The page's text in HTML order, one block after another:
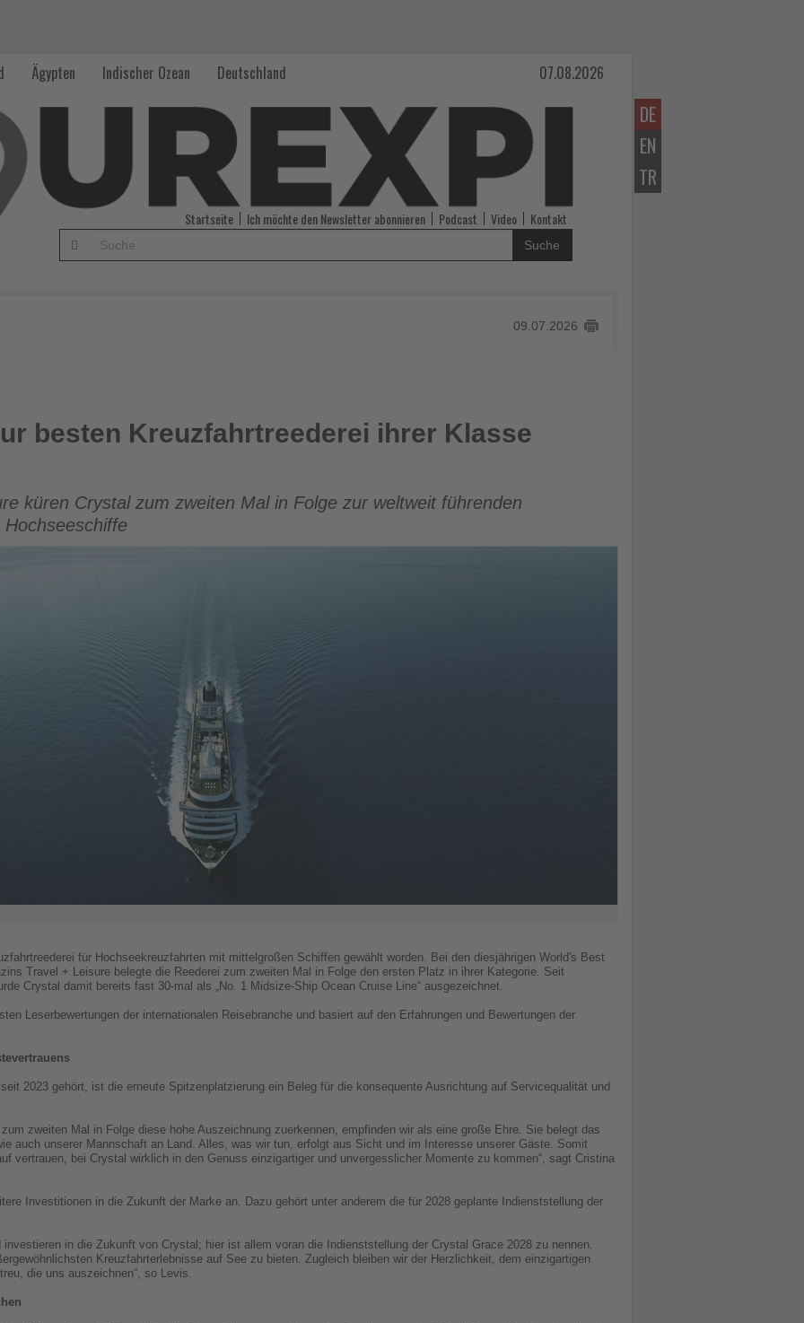
DE
EN
TR
Ägypten Indischer Ozean Deutschland 07.08.2026
Startseite Ich möchte den Newsletter abonnieren Podcast Video Kontakt
Suche
09.07.2026
ihrer Klasse gewählt
besten Kreuzfahrtreederei ihrer Klasse
küren Crystal zum zweiten Mal in Folge zur weltweit führenden
für Hochseekreuzfahrten mit mittelgroßen Schiffen gewählt worden. Bei den diesjährigen World's Best
Travel + Leisure belegte die Reederei zum zweiten Mal in Folge den ersten Platz in ihrer Kategorie. Seit
Crystal damit bereits fast 30-mal als „No. 1 Midsize-Ship Ocean Cruise Line“ ausgezeichnet.
Leserbewertungen der internationalen Reisebranche und basiert auf den Erfahrungen und Bewertungen der
2023 gehört, ist die erneute Spitzenplatzierung ein Beleg für die konsequente Ausrichtung auf Servicequalität und
zweiten Mal in Folge diese hohe Auszeichnung zuerkennen, empfinden wir als eine große Ehre. Sie belegt das
auch unserer Mannschaft an Land. Alles, was wir tun, erfolgt aus Sicht und im Interesse unserer Gäste. Somit
vertrauen, bei Crystal wirklich in den Genuss einzigartiger und unvergesslicher Momente zu kommen“, sagt Cristina
Investitionen in die Zukunft der Marke an. Dazu gehört unter anderem die für 2028 geplante Indienststellung der
in die Zukunft von Crystal; hier ist allem voran die Indienststellung der Crystal Grace 2028 zu nennen.
Kreuzfahrterlebnisse auf See zu bieten. Zugleich bleiben wir der Herzlichkeit, dem einzigartigen
die uns auszeichnen“, so Levis.